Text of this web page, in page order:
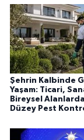
Şehrin Kalbinde
Yaşam: Ticari,
Bireysel
Düzey Pest